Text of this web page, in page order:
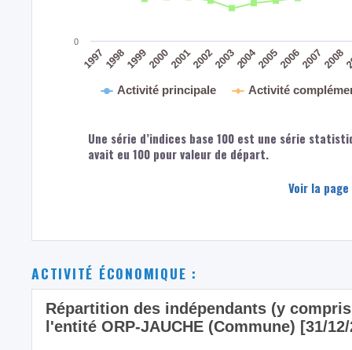
Activité principale Activité
199719981999200020012002200320042005200620072008
0
Une série d’indices base 100 est une série
avait eu 100 pour valeur de départ.
Voir la
ACTIVITÉ ÉCONOMIQUE :
Répartition des indépendants (y
l'entité ORP-JAUCHE (Commune) [31/